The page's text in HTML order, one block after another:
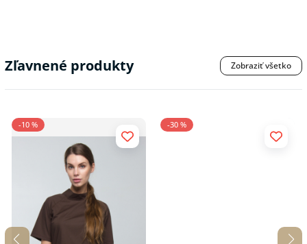
Zľavnené produkty Zobraziť všetko
-10 % -30 %